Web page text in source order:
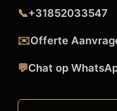
📞+31852033547
✉️Offerte
💬Chat op